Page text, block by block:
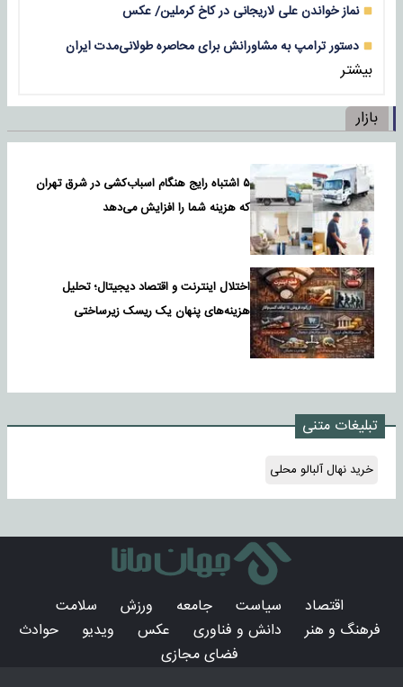
نماز خواندن علی لاریجانی در کاخ کرملین/ عکس
دستور ترامپ به مشاورانش برای محاصره طولانی‌مدت ایران
بیشتر
بازار
۵ اشتباه رایج هنگام اسباب‌کشی در شرق تهران
که هزینه شما را افزایش می‌دهد
اختلال اینترنت و اقتصاد دیجیتال؛ تحلیل
هزینه‌های پنهان یک ریسک زیرساختی
تبلیغات متنی
خرید نهال آلبالو محلی
اقتصاد سیاست جامعه ورزش
سلامت
فرهنگ و هنر
دانش و فناوری عکس ویدیو
حوادث
فضای مجازی